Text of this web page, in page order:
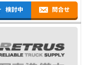
検討中 問合せ